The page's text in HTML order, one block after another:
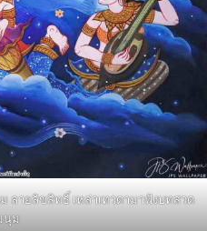
ลายลิขสิทธิ์ เหล่าเทวดามาฟังบทสวด
นุม